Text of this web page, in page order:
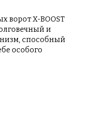
ворот X-BOOST
и
способный
особого